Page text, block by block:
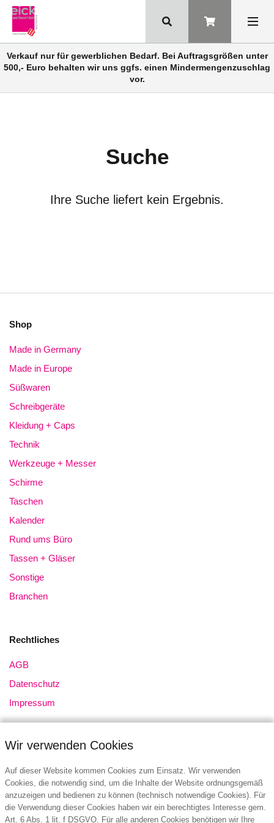
Verkauf nur für gewerblichen Bedarf. Bei Auftragsgrößen unter
500,- Euro behalten wir uns ggfs. einen Mindermengenzuschlag
vor.
Suche
Ihre Suche liefert kein Ergebnis.
Shop
Made in Germany
Made in Europe
Süßwaren
Schreibgeräte
Kleidung + Caps
Technik
Werkzeuge + Messer
Schirme
Taschen
Kalender
Rund ums Büro
Tassen + Gläser
Sonstige
Branchen
Rechtliches
AGB
Datenschutz
Impressum
Kontakt
Wir verwenden Cookies
Auf dieser Website kommen Cookies zum Einsatz. Wir verwenden
Cookies, die notwendig sind, um die Inhalte der Website ordnungsgemäß
anzuzeigen und bedienen zu können (technisch notwendige Cookies). Für
die Verwendung dieser Cookies haben wir ein berechtigtes Interesse gem.
Art. 6 Abs. 1 lit. f DSGVO. Für alle anderen Cookies benötigen wir Ihre